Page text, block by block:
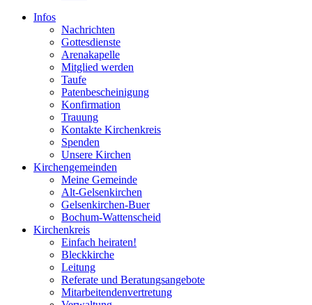
Infos
Nachrichten
Gottesdienste
Arenakapelle
Mitglied werden
Taufe
Patenbescheinigung
Konfirmation
Trauung
Kontakte Kirchenkreis
Spenden
Unsere Kirchen
Kirchengemeinden
Meine Gemeinde
Alt-Gelsenkirchen
Gelsenkirchen-Buer
Bochum-Wattenscheid
Kirchenkreis
Einfach heiraten!
Bleckkirche
Leitung
Referate und Beratungsangebote
Mitarbeitendenvertretung